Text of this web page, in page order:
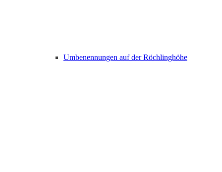
Umbenennungen auf der Röchlinghöhe